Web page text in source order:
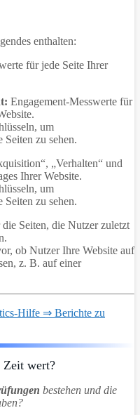
enthalten:
für jede Seite Ihrer
Engagement-Messwerte für
um
Seiten zu sehen.
„Verhalten“ und
Ihrer Website.
um
Seiten zu sehen.
Seiten, die Nutzer zuletzt
ob Nutzer Ihre Website auf
z. B. auf einer
Hilfe ⇒ Berichte zu
wert?
bestehen und die